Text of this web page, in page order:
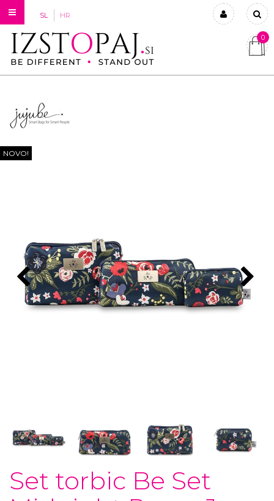
SL HR
Prijavi se
0
NOVO!
Set torbic Be Set